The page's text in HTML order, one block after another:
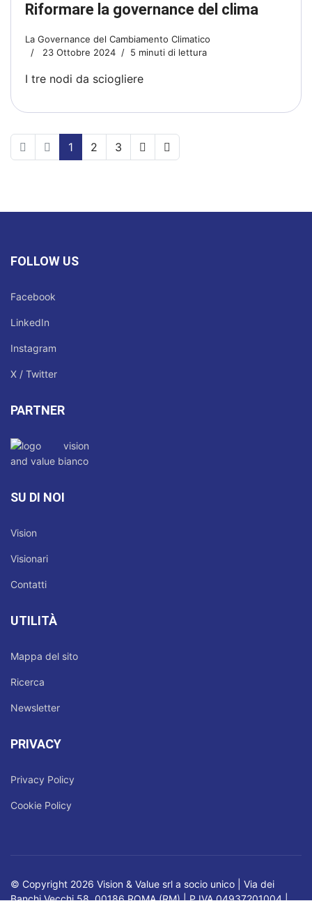
Riformare la governance del clima
La Governance del Cambiamento Climatico
23 Ottobre 2024
5 minuti di lettura
I tre nodi da sciogliere
1 2 3
FOLLOW US
Facebook
LinkedIn
Instagram
X / Twitter
PARTNER
SU DI NOI
Vision
Visionari
Contatti
UTILITÀ
Mappa del sito
Ricerca
Newsletter
PRIVACY
Privacy Policy
Cookie Policy
© Copyright 2026 Vision & Value srl a socio unico | Via dei
Banchi Vecchi 58, 00186 ROMA (RM) | P.IVA 04937201004 |